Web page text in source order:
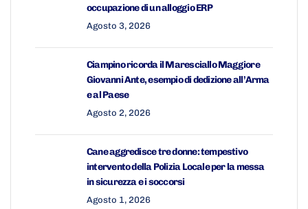
occupazione di un alloggio ERP
Agosto 3, 2026
Ciampino ricorda il Maresciallo Maggiore
Giovanni Ante, esempio di dedizione all’Arma
e al Paese
Agosto 2, 2026
Cane aggredisce tre donne: tempestivo
intervento della Polizia Locale per la messa
in sicurezza e i soccorsi
Agosto 1, 2026